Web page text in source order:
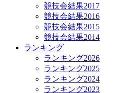
競技会結果2017
競技会結果2016
競技会結果2015
競技会結果2014
ランキング
ランキング2026
ランキング2025
ランキング2024
ランキング2023